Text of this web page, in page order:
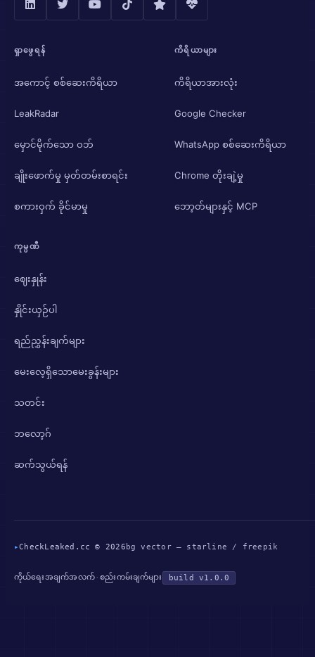
ရှာဖွေရန်
အကောင့် စစ်ဆေးကိရိယာ
LeakRadar
မှောင်မိုက်သော ဝဘ်
ချိုးဖောက်မှု မှတ်တမ်းစာရင်း
စကားဝှက် ခိုင်မာမှု
ကိရိယာများ
ကိရိယာအားလုံး
Google Checker
WhatsApp စစ်ဆေးကိရိယာ
Chrome တိုးချဲ့မှု
ဘော့တ်များနှင့် MCP
ကုမ္ပဏီ
ဈေးနှုန်း
နှိုင်းယှဉ်ပါ
ရည်ညွှန်းချက်များ
မေးလေ့ရှိသောမေးခွန်းများ
သတင်း
ဘလော့ဂ်
ဆက်သွယ်ရန်
▸CheckLeaked.cc © 2026 bg vector — starline / freepik
ကိုယ်ရေးအချက်အလက်·စည်းကမ်းချက်များ build v1.0.0